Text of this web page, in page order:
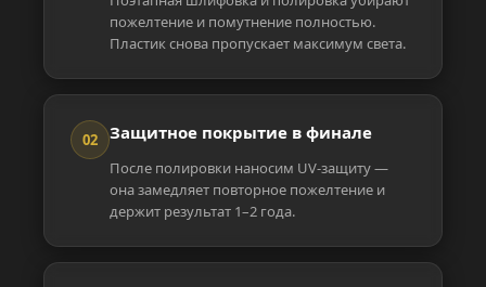
пожелтение и помутнение полностью.
Пластик снова пропускает максимум света.
02 Защитное покрытие в финале
После полировки наносим UV-защиту —
она замедляет повторное пожелтение и
держит результат 1–2 года.